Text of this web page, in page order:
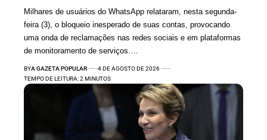
Milhares de usuários do WhatsApp relataram, nesta segunda-
feira (3), o bloqueio inesperado de suas contas, provocando
uma onda de reclamações nas redes sociais e em plataformas
de monitoramento de serviços.…
BYA GAZETA POPULAR
4 DE AGOSTO DE 2026
TEMPO DE LEITURA: 2 MINUTOS